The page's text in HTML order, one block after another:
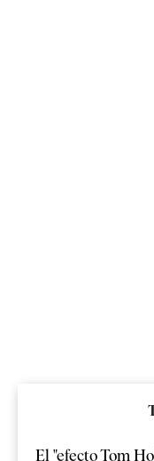
El "efecto Tom